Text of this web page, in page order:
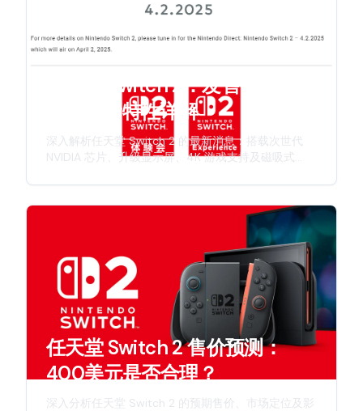
任天堂 Switch 2：发售日期、规
格与全新特性详解
深入解析任天堂 Switch 2 的最新消息：搭载次世代
NVIDIA 芯片、升级显示屏、4K 游戏支持及磁吸式
及任天堂新一代游戏主机的创新特性。
任天堂 Switch 2 售价预测：
400美元是否合理？
深入分析任天堂 Switch 2 的预期售价、市场定位及影